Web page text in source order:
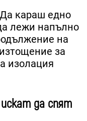
караш едно
лежи напълно
на
за
изолация
да спят